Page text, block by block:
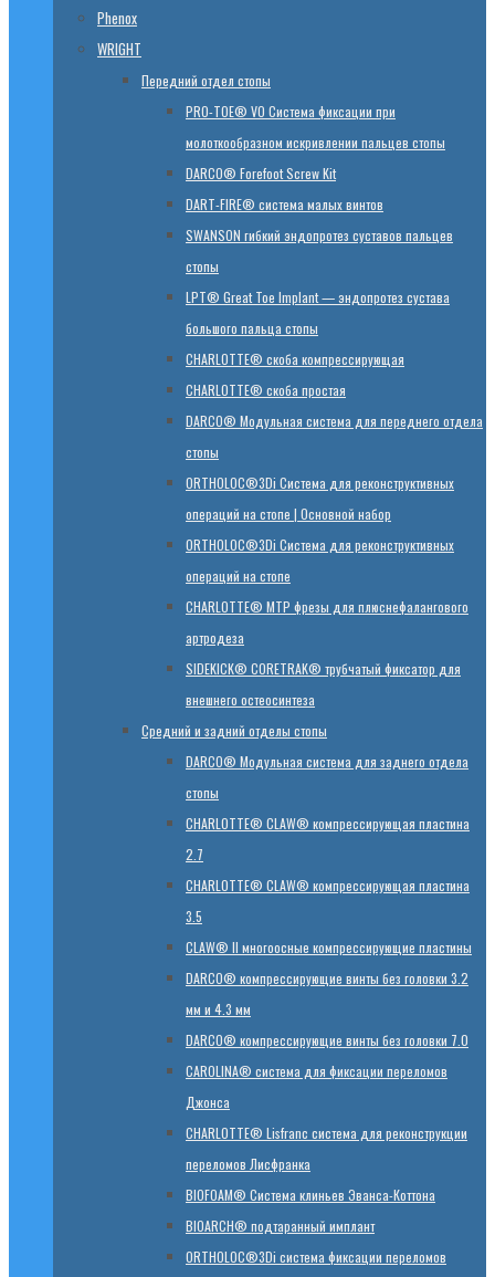
Phenox
WRIGHT
Передний отдел стопы
PRO-TOE® VO Система фиксации при
молоткообразном искривлении пальцев стопы
DARCO® Forefoot Screw Kit
DART-FIRE® система малых винтов
SWANSON гибкий эндопротез суставов пальцев
стопы
LPT® Great Toe Implant — эндопротез сустава
большого пальца стопы
CHARLOTTE® скоба компрессирующая
CHARLOTTE® скоба простая
DARCO® Модульная система для переднего отдела
стопы
ORTHOLOC®3Di Система для реконструктивных
операций на стопе | Основной набор
ORTHOLOC®3Di Система для реконструктивных
операций на стопе
CHARLOTTE® MTP фрезы для плюснефалангового
артродеза
SIDEKICK® CORETRAK® трубчатый фиксатор для
внешнего остеосинтеза
Средний и задний отделы стопы
DARCO® Модульная система для заднего отдела
стопы
CHARLOTTE® CLAW® компрессирующая пластина
2.7
CHARLOTTE® CLAW® компрессирующая пластина
3.5
CLAW® II многоосные компрессирующие пластины
DARCO® компрессирующие винты без головки 3.2
мм и 4.3 мм
DARCO® компрессирующие винты без головки 7.0
CAROLINA® система для фиксации переломов
Джонса
CHARLOTTE® Lisfranc система для реконструкции
переломов Лисфранка
BIOFOAM® Система клиньев Эванса-Коттона
BIOARCH® подтаранный имплант
ORTHOLOC®3Di система фиксации переломов